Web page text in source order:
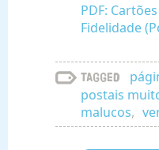
PDF:
Fidelidade
Tagged
postais
malucos,